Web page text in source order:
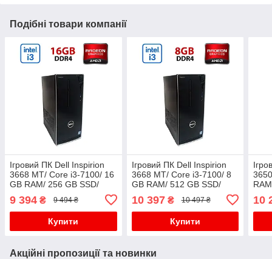
Подібні товари компанії
Ігровий ПК Dell Inspirion
3668 MT/ Core i3-7100/ 16
GB RAM/ 256 GB SSD/
9 394 ₴ 9 494 ₴
Купити
Ігровий ПК Dell Inspirion
3668 MT/ Core i3-7100/ 8
GB RAM/ 512 GB SSD/
10 397₴ 10 497 ₴
Купити
10
Акційні пропозиції та новинки